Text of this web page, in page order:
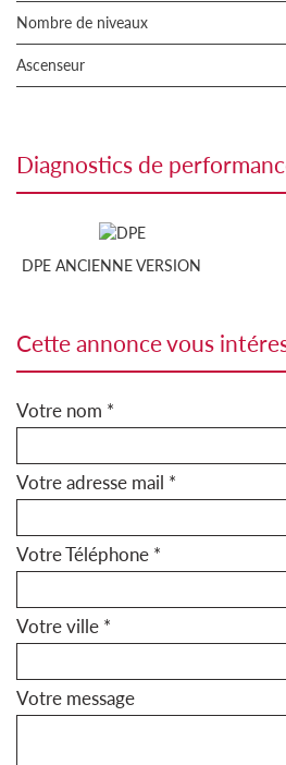
Nombre de niveaux
Ascenseur
diagnostics de
DPE ANCIENNE VERSION
cette annonce vous
Votre nom *
Votre adresse mail *
Votre Téléphone *
Votre ville *
Votre message